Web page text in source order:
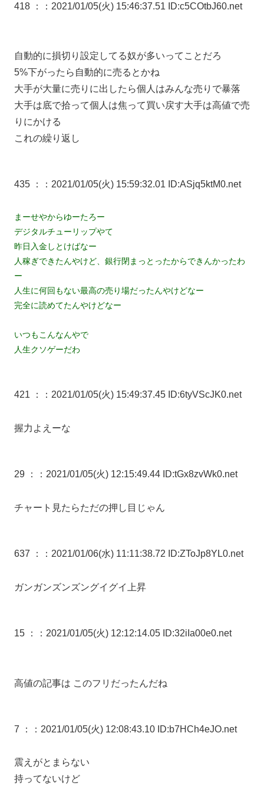
418 ： ：2021/01/05(火) 15:46:37.51 ID:c5COtbJ60.net
自動的に損切り設定してる奴が多いってことだろ
5%下がったら自動的に売るとかね
大手が大量に売りに出したら個人はみんな売りで暴落
大手は底で拾って個人は焦って買い戻す大手は高値で売
りにかける
これの繰り返し
435 ： ：2021/01/05(火) 15:59:32.01 ID:ASjq5ktM0.net
まーせやからゆーたろー
デジタルチューリップやて
昨日入金しとけばなー
人稼ぎできたんやけど、銀行閉まっとったからできんかったわ
ー
人生に何回もない最高の売り場だったんやけどなー
完全に読めてたんやけどなー
いつもこんなんやで
人生クソゲーだわ
421 ： ：2021/01/05(火) 15:49:37.45 ID:6tyVScJK0.net
握力よえーな
29 ： ：2021/01/05(火) 12:15:49.44 ID:tGx8zvWk0.net
チャート見たらただの押し目じゃん
637 ： ：2021/01/06(水) 11:11:38.72 ID:ZToJp8YL0.net
ガンガンズンズングイグイ上昇
15 ： ：2021/01/05(火) 12:12:14.05 ID:32iIa00e0.net
高値の記事は このフリだったんだね
7 ： ：2021/01/05(火) 12:08:43.10 ID:b7HCh4eJO.net
震えがとまらない
持ってないけど